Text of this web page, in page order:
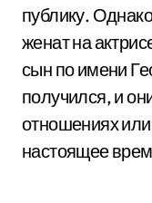
публику.
женат на
сын по имени
получился, и
отношениях
настоящее